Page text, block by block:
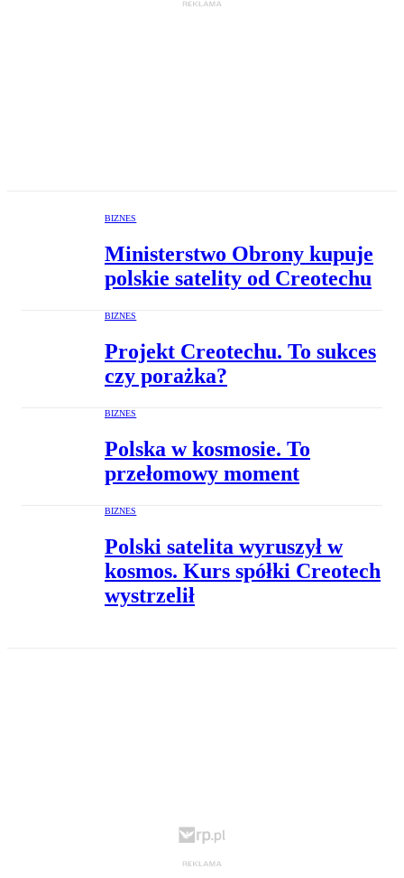
BIZNES
Ministerstwo Obrony kupuje
polskie satelity od Creotechu
BIZNES
Projekt Creotechu. To sukces
czy porażka?
BIZNES
Polska w kosmosie. To
przełomowy moment
BIZNES
Polski satelita wyruszył w
kosmos. Kurs spółki Creotech
wystrzelił